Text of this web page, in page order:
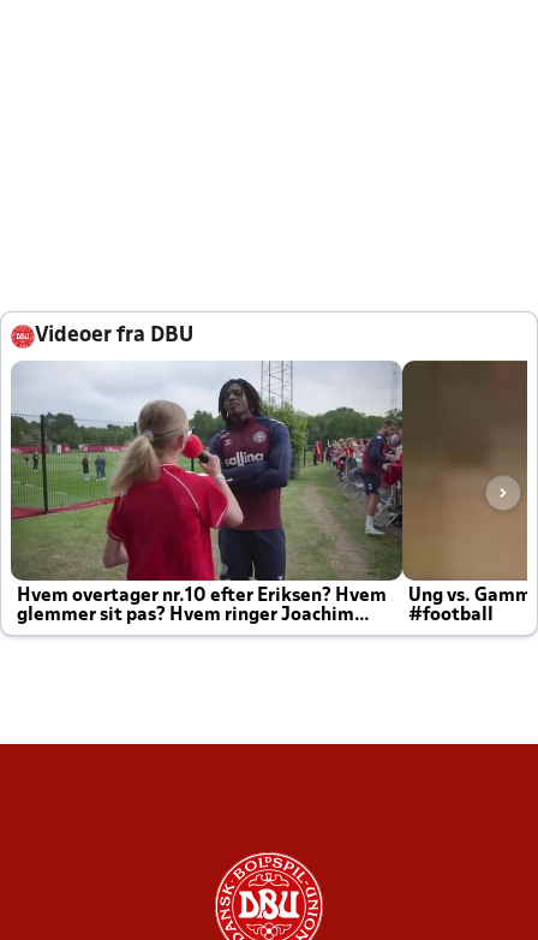
Videoer fra DBU
Hvem overtager nr.10 efter Eriksen? Hvem
glemmer sit pas? Hvem ringer Joachim
altid til efter kampe?
Ung vs.
#football